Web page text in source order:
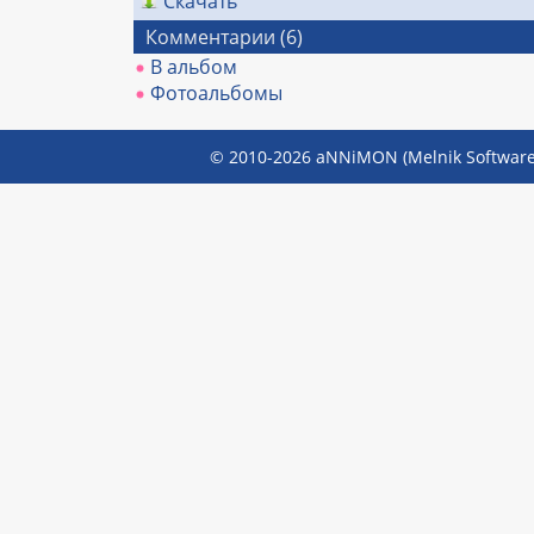
Комментарии (6)
В альбом
Фотоальбомы
© 2010-2026 aNNiMON (Melnik